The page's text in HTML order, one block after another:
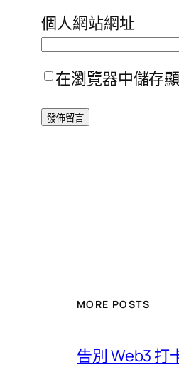
個人網站網址
在瀏覽器中儲存
MORE POSTS
告別 Web3 打